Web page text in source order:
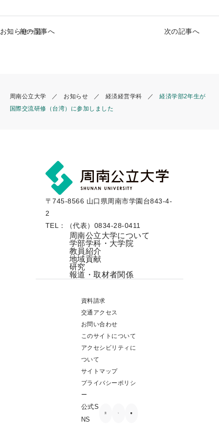
e
b
l
e
前の記事へ 次の記事へ
お知らせ一覧
周南公立大学 お知らせ 経済経営学科
経済学部2年生が
国際交流研修（台湾）に参加しました
〒745-8566 山口県周南市学園台843-4-
2
TEL：（代表）0834-28-0411
周南公立大学について
学部学科・大学院
教員紹介
地域貢献
研究
報道・取材者関係
資料請求
交通アクセス
お問い合わせ
このサイトについて
アクセシビリティに
ついて
サイトマップ
プライバシーポリシ
ー
公式S
NS